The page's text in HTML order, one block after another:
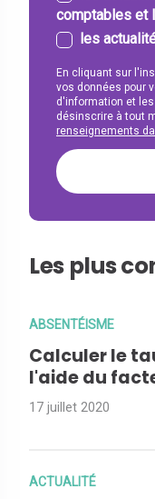
comptables et
les
En cliquant sur
vos données pour
d'information et
désinscrire à tout
renseignements
Les plus
ABSENTÉISME
Calculer le
l'aide du
17 juillet 2020
ACTUALITÉ